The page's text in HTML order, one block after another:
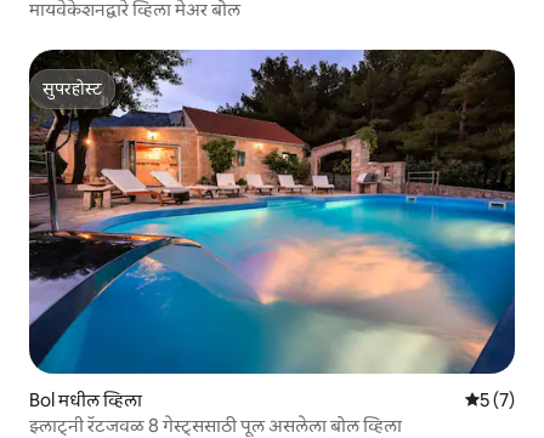
मायवेकेशनद्वारे व्हिला मेअर बोल
सुपरहोस्ट
सुपरहोस्ट
Bol मधील व्हिला 5 पैकी 5
5 (7)
झ्लाट्नी रॅटजवळ 8 गेस्ट्ससाठी पूल असलेला बोल व्हिला